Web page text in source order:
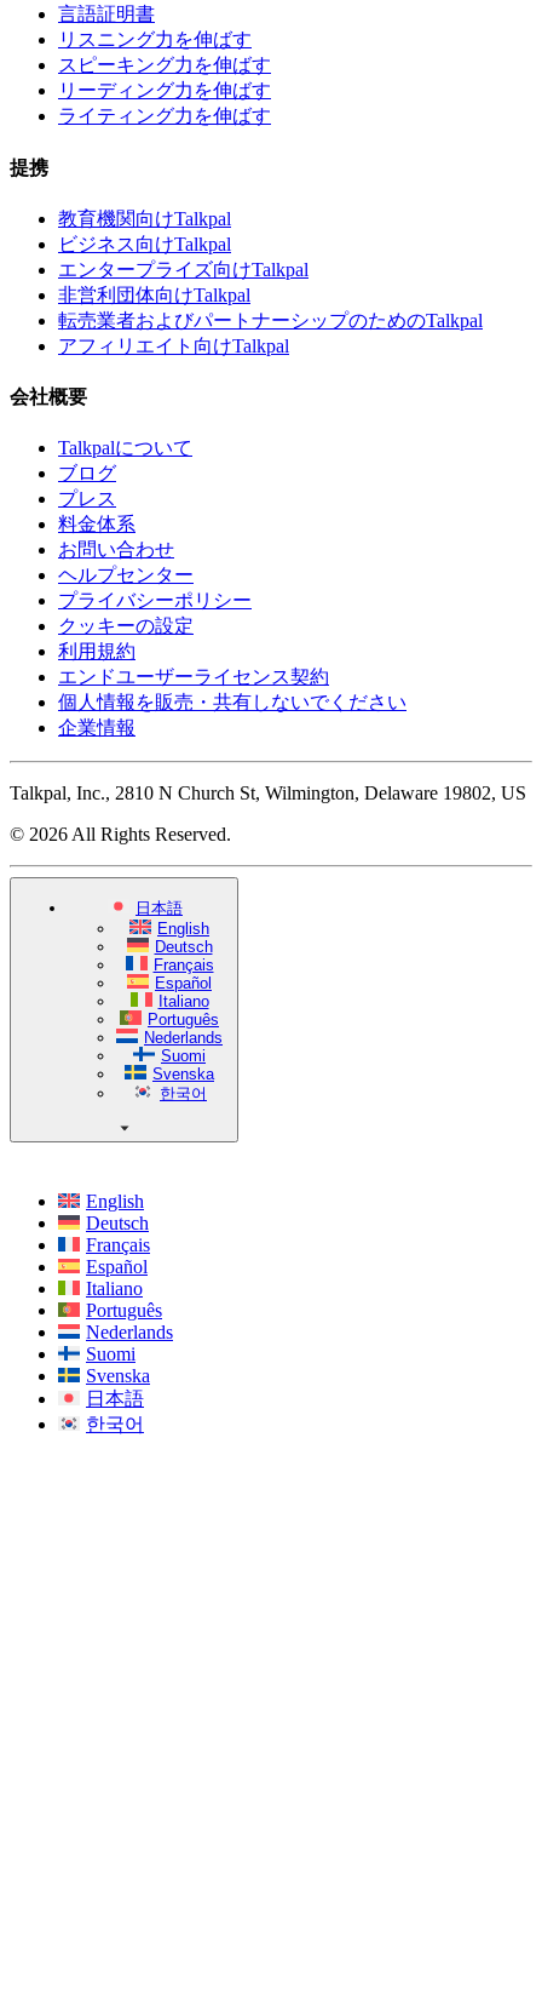
言語証明書
リスニング力を伸ばす
スピーキング力を伸ばす
リーディング力を伸ばす
ライティング力を伸ばす
提携
教育機関向けTalkpal
ビジネス向けTalkpal
エンタープライズ向けTalkpal
非営利団体向けTalkpal
転売業者およびパートナーシップのためのTalkpal
アフィリエイト向けTalkpal
会社概要
Talkpalについて
ブログ
プレス
料金体系
お問い合わせ
ヘルプセンター
プライバシーポリシー
クッキーの設定
利用規約
エンドユーザーライセンス契約
個人情報を販売・共有しないでください
企業情報
Talkpal, Inc., 2810 N Church St, Wilmington, Delaware 19802, US
© 2026 All Rights Reserved.
日本語
English
Deutsch
Français
Español
Italiano
Português
Nederlands
Suomi
Svenska
한국어
English
Deutsch
Français
Español
Italiano
Português
Nederlands
Suomi
Svenska
日本語
한국어